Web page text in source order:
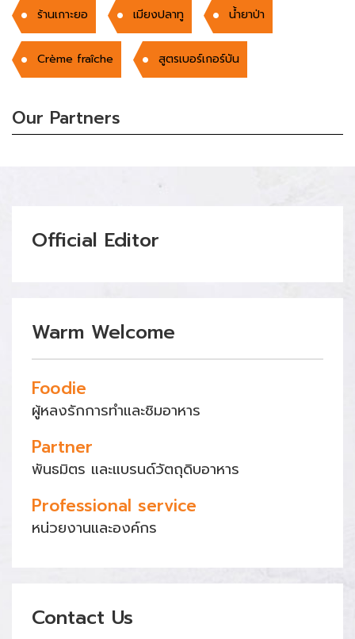
ร้านเกาะยอ เมียงปลาทู น้ำยาป่า
Crème fraîche สูตรเบอร์เกอร์บัน
Our Partners
Official Editor
Warm Welcome
Foodie
ผู้หลงรักการทำและชิมอาหาร
Partner
พันธมิตร และแบรนด์วัตถุดิบอาหาร
Professional service
หน่วยงานและองค์กร
Contact Us